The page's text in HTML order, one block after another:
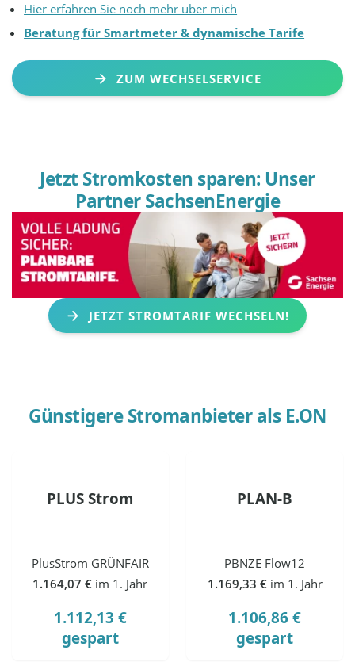
Hier erfahren Sie noch mehr über mich
Beratung für Smartmeter & dynamische Tarife
ZUM WECHSELSERVICE
Jetzt Stromkosten sparen: Unser
Partner SachsenEnergie
JETZT STROMTARIF WECHSELN!
Günstigere Stromanbieter als E.ON
PLUS Strom
PlusStrom GRÜNFAIR
1.164,07 € im 1. Jahr
1.112,13 €
gespart
PLAN-B
PBNZE Flow12
1.169,33 € im 1. Jahr
1.106,86 €
gespart